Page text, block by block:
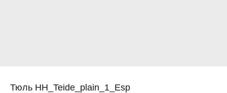
Тюль HH_Teide_plain_1_Esp